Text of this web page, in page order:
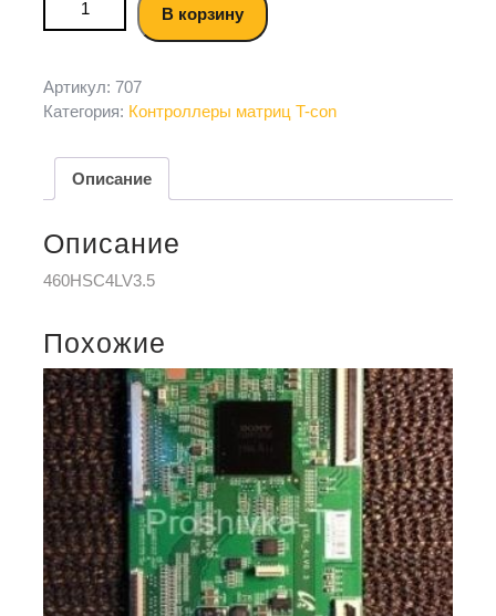
В корзину
Артикул: 707
Категория: Контроллеры матриц T-con
Описание
Описание
460HSC4LV3.5
Похожие